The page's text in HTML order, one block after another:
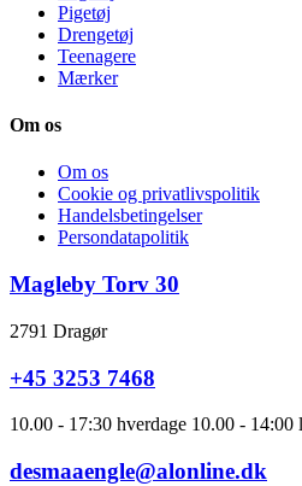
Pigetøj
Drengetøj
Teenagere
Mærker
Om os
Om os
Cookie og privatlivspolitik
Handelsbetingelser
Persondatapolitik
Magleby Torv 30
2791 Dragør
+45 3253 7468
10.00 - 17:30 hverdage 10.00 - 14:00
desmaaengle@alonline.dk